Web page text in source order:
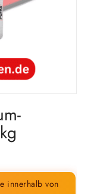
innerhalb von